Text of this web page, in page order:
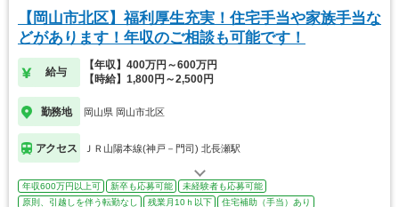
【岡山市北区】福利厚生充実！住宅手当や家族手当な
どがあります！年収のご相談も可能です！
給与
【年収】400万円～600万円
【時給】1,800円～2,500円
勤務地 岡山県 岡山市北区
アクセス ＪＲ山陽本線(神戸－門司) 北長瀬駅
年収600万円以上可 新卒も応募可能
未経験者も応募可能
原則、引越しを伴う転勤なし
残業月10ｈ以下
住宅補助（手当）あり